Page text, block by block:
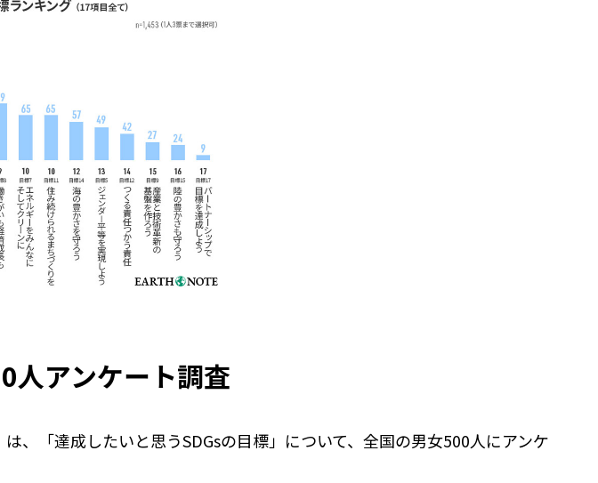
人アンケート調査
、「達成したいと思うSDGsの目標」について、全国の男女500人にアンケ